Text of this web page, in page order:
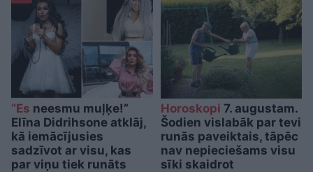
“Es neesmu muļķe!”
Elīna Didrihsone atklāj,
kā iemācījusies
sadzīvot ar visu, kas
par viņu tiek runāts
Horoskopi 7. augustam.
Šodien vislabāk par tevi
runās paveiktais, tāpēc
nav nepieciešams visu
sīki skaidrot